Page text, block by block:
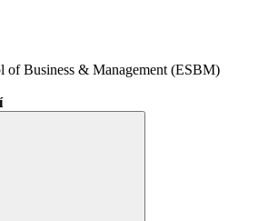
of Business & Management (ESBM)